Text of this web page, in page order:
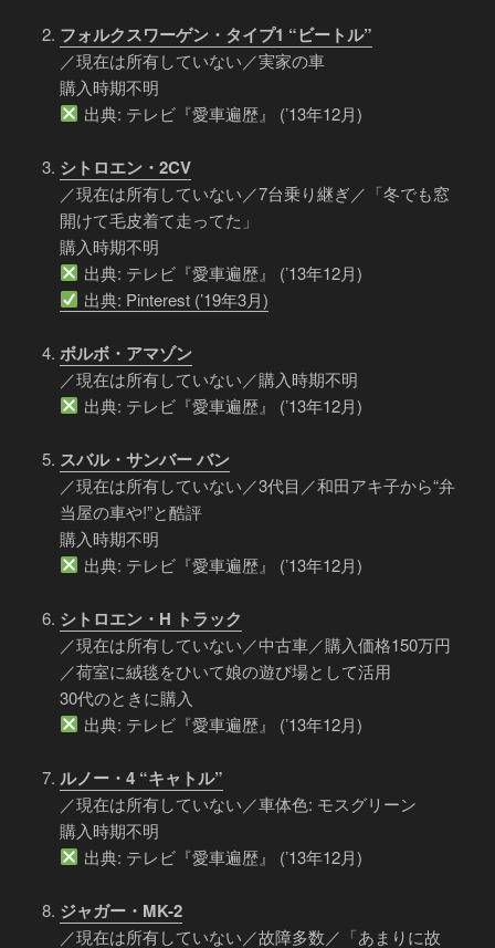
フォルクスワーゲン・タイプ1 “ビートル”
／現在は所有していない／実家の車
購入時期不明
出典: テレビ『愛車遍歴』 (’13年12月)
シトロエン・2CV
／現在は所有していない／7台乗り継ぎ／「冬でも窓
開けて毛皮着て走ってた」
購入時期不明
出典: テレビ『愛車遍歴』 (’13年12月)
出典: Pinterest (’19年3月)
ボルボ・アマゾン
／現在は所有していない／購入時期不明
出典: テレビ『愛車遍歴』 (’13年12月)
スバル・サンバー バン
／現在は所有していない／3代目／和田アキ子から“弁
当屋の車や!”と酷評
購入時期不明
出典: テレビ『愛車遍歴』 (’13年12月)
シトロエン・H トラック
／現在は所有していない／中古車／購入価格150万円
／荷室に絨毯をひいて娘の遊び場として活用
30代のときに購入
出典: テレビ『愛車遍歴』 (’13年12月)
ルノー・4 “キャトル”
／現在は所有していない／車体色: モスグリーン
購入時期不明
出典: テレビ『愛車遍歴』 (’13年12月)
ジャガー・MK-2
／現在は所有していない／故障多数／「あまりに故